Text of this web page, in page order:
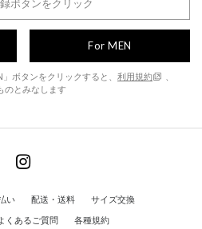
For MEN
ボタンをクリックすると、 利用規約
のとみなします
い 配送・送料 サイズ交換
くあるご質問 各種規約